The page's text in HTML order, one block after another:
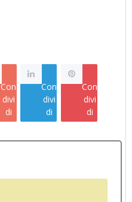
Con
divi
di
Con
divi
di
Con
divi
di